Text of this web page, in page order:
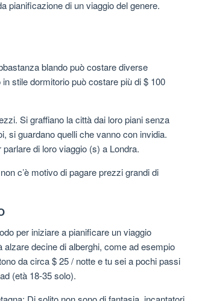
pianificazione di un viaggio del genere.
blando può costare diverse
stile dormitorio può costare più di $ 100
Si graffiano la città dai loro piani senza
si guardano quelli che vanno con invidia.
di loro viaggio (s) a Londra.
c’è motivo di pagare prezzi grandi di
per iniziare a pianificare un viaggio
decine di alberghi, come ad esempio
da circa $ 25 / notte e tu sei a pochi passi
(età 18-35 solo).